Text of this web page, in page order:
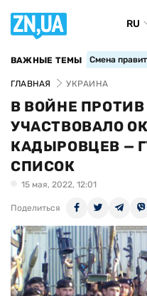
RU
ВАЖНЫЕ ТЕМЫ Смена
ГЛАВНАЯ УКРАИНА
В ВОЙНЕ
УЧАСТВОВАЛО
КАДЫРОВЦЕВ —
СПИСОК
15 мая, 2022, 12:01
Поделиться